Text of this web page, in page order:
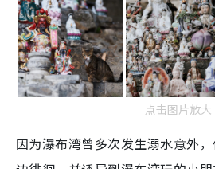
点击图片放大
因为瀑布湾曾多次发生溺水意外